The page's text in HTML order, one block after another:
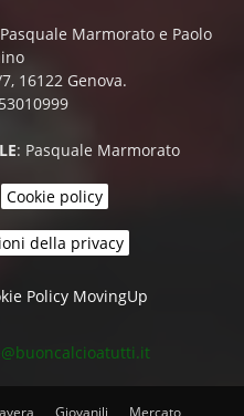
Marmorato e Paolo
16122 Genova.
: Pasquale Marmorato
Cookie policy
della privacy
Policy MovingUp